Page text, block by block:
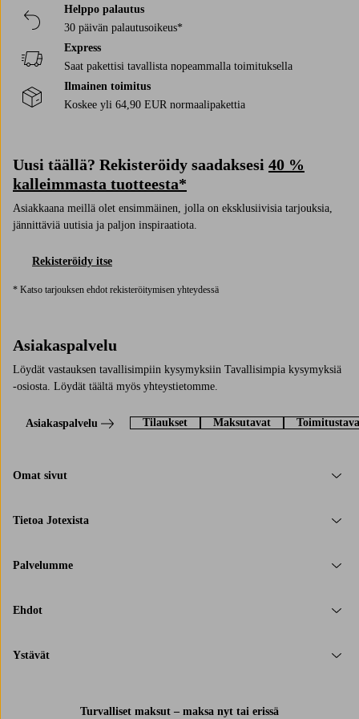
Helppo palautus
30 päivän palautusoikeus*
Express
Saat pakettisi tavallista nopeammalla toimituksella
Ilmainen toimitus
Koskee yli 64,90 EUR normaalipakettia
Uusi täällä? Rekisteröidy saadaksesi 40 %
kalleimmasta tuotteesta*
Asiakkaana meillä olet ensimmäinen, jolla on eksklusiivisia tarjouksia,
jännittäviä uutisia ja paljon inspiraatiota.
Rekisteröidy itse
* Katso tarjouksen ehdot rekisteröitymisen yhteydessä
Asiakaspalvelu
Löydät vastauksen tavallisimpiin kysymyksiin Tavallisimpia kysymyksiä
-osiosta. Löydät täältä myös yhteystietomme.
Asiakaspalvelu Tilaukset Maksutavat
Omat sivut
Tietoa Jotexista
Palvelumme
Ehdot
Ystävät
Turvalliset maksut – maksa nyt tai erissä